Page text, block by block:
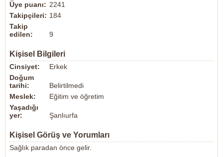
Üye puanı: 2241
Takipçileri: 184
Takip
edilen:
9
Kişisel Bilgileri
Cinsiyet:
Erkek
Doğum
tarihi:
Belirtilmedi
Meslek:
Eğitim ve öğretim
Yaşadığı
yer:
Şanlıurfa
Kişisel Görüş ve Yorumları
Sağlık paradan önce gelir.